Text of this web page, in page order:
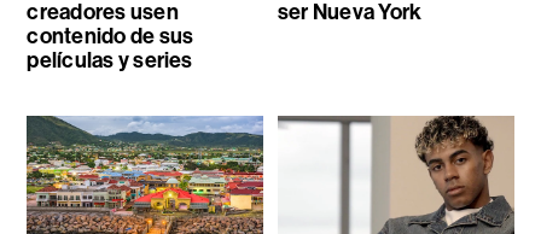
creadores usen
contenido de sus
películas y series
ser Nueva York